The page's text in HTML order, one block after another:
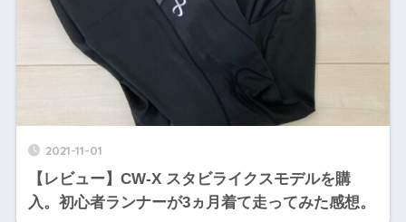
2021-11-01
【レビュー】CW-X スタビライクスモデルを購
入。初心者ランナーが3ヵ月着て走ってみた感想。